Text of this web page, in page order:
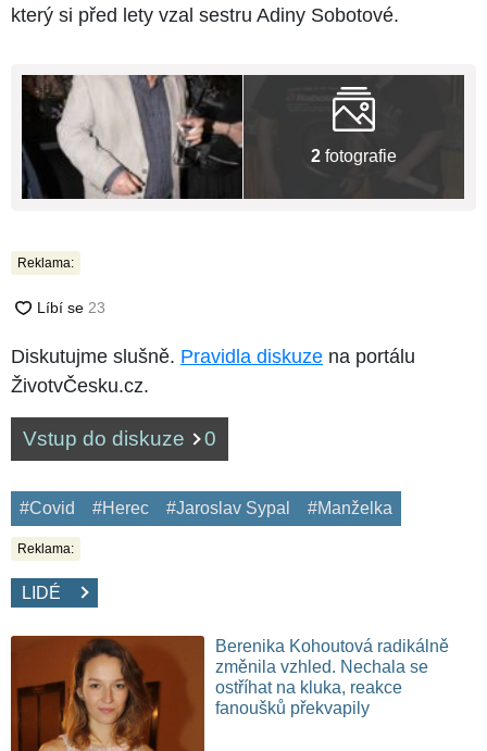
který si před lety vzal sestru Adiny Sobotové.
2 fotografie
Reklama:
Diskutujme slušně. Pravidla diskuze na portálu
ŽivotvČesku.cz.
Vstup do diskuze 0
#Covid #Herec #Jaroslav Sypal #Manželka
Reklama:
LIDÉ
Berenika Kohoutová radikálně
změnila vzhled. Nechala se
ostříhat na kluka, reakce
fanoušků překvapily